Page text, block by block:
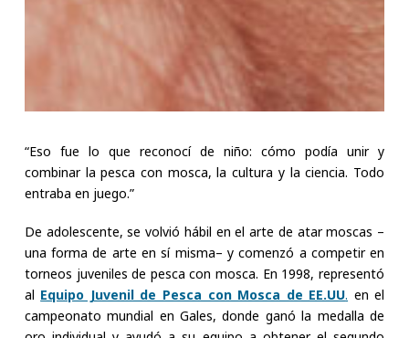
“Eso fue lo que reconocí de niño: cómo podía unir y
combinar la pesca con mosca, la cultura y la ciencia. Todo
entraba en juego.”
De adolescente, se volvió hábil en el arte de atar moscas –
una forma de arte en sí misma– y comenzó a competir en
torneos juveniles de pesca con mosca. En 1998, representó
al Equipo Juvenil de Pesca con Mosca de EE.UU. en el
campeonato mundial en Gales, donde ganó la medalla de